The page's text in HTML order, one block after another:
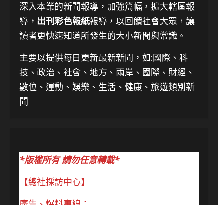
深入本業的新聞報導，加強篇幅，擴大轄區報
導， 出刊彩色報紙報導，以回饋社會大眾，讓
讀者更快速知道所發生的大小新聞與常識。
主要以提供每日更新最新新聞 ，如:國際、科
技、 政治、社會、地方、兩岸、國際、財經、
數位、運動、娛樂、生活、健康、旅遊類別新
聞
*版權所有 請勿任意轉載*
【總社採訪中心】